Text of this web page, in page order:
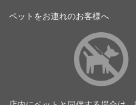
ペットをお連れのお客様へ